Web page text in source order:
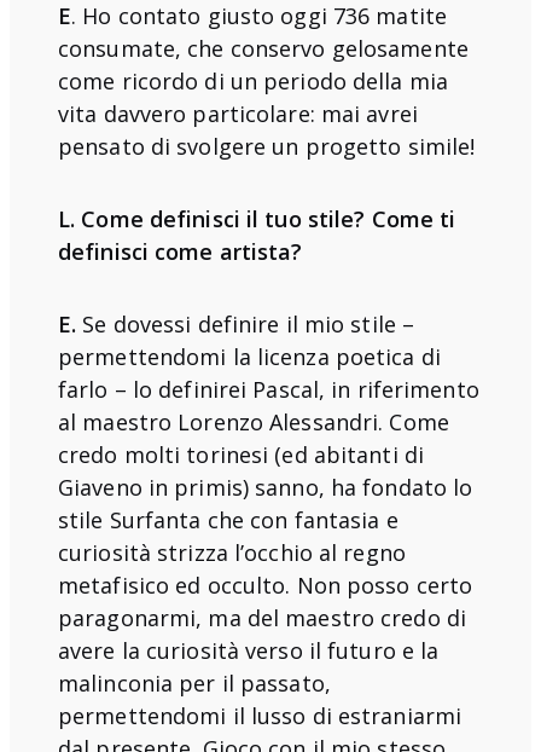
E. Ho contato giusto oggi 736 matite
consumate, che conservo gelosamente
come ricordo di un periodo della mia
vita davvero particolare: mai avrei
pensato di svolgere un progetto simile!
L. Come definisci il tuo stile? Come ti
definisci come artista?
E. Se dovessi definire il mio stile –
permettendomi la licenza poetica di
farlo – lo definirei Pascal, in riferimento
al maestro Lorenzo Alessandri. Come
credo molti torinesi (ed abitanti di
Giaveno in primis) sanno, ha fondato lo
stile Surfanta che con fantasia e
curiosità strizza l’occhio al regno
metafisico ed occulto. Non posso certo
paragonarmi, ma del maestro credo di
avere la curiosità verso il futuro e la
malinconia per il passato,
permettendomi il lusso di estraniarmi